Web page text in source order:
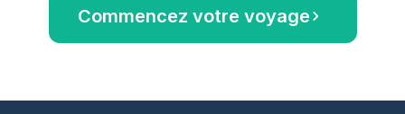
Commencez votre voyage